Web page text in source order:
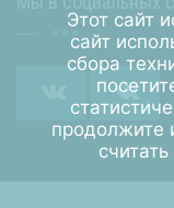
Этот сайт
сайт
сбора
продолжите